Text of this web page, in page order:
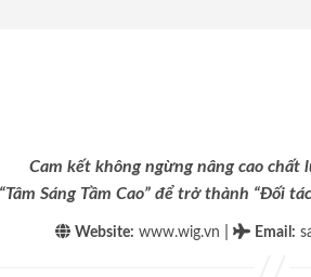
Cam kết không ngừng nâng cao chất
Sáng Tầm Cao” để trở thành “Đối
Website: www.wig.vn Email :